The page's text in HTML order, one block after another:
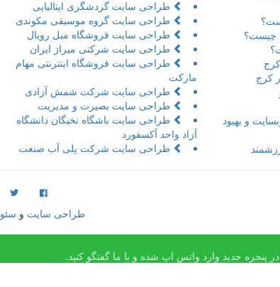
طراحی سایت گردشگری ایتالیایی
طراحی سایت گروه موسیقی مکوندی
طراحی سایت فروشگاه مبل رویال
طراحی سایت شرکتی میراژ ایران
طراحی سایت فروشگاه اینترنتی مهام
مارکت
طراحی سایت شرکت شمش آزادی
طراحی سایت بصیرت و مدیریت
طراحی سایت باشگاه نخبگان دانشگاه
آزاد واحد آکسفورد
طراحی سایت شرکت پلی آب صنعت
کرج
و بهبود
طراحی سایت و سئو
پنجره جدید وارد واتس اپ شده و با ما گفتگو کنید.